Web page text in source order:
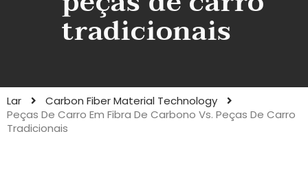
tradicionais
Lar
Carbon Fiber Material Technology
Peças De Carro Em Fibra De Carbono Vs. Peças De Carro
Tradicionais